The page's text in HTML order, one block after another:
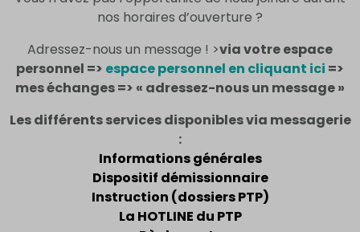
nos horaires d’ouverture ?
Adressez-nous un message ! >via votre espace
personnel => espace personnel en cliquant ici =>
mes échanges => « adressez-nous un message »
Les différents services disponibles via messagerie
:
Informations générales
Dispositif démissionnaire
Instruction (dossiers PTP)
La HOTLINE du PTP